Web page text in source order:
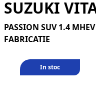
SUZUKI
PASSION SUV 1.4
FABRICATIE
In stoc